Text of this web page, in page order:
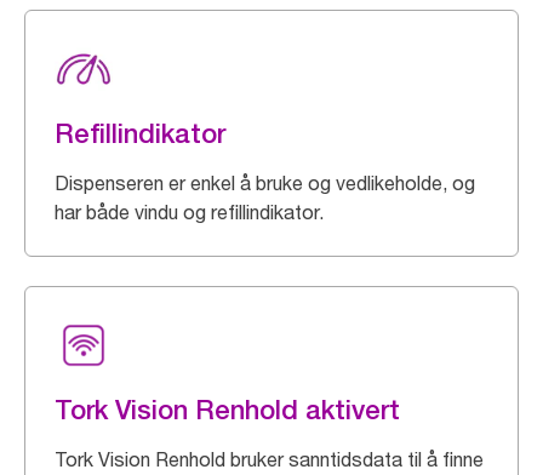
Refillindikator
Dispenseren er enkel å bruke og vedlikeholde, og
har både vindu og refillindikator.
Tork Vision Renhold aktivert
Tork Vision Renhold bruker sanntidsdata til å finne